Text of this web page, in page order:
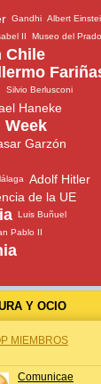
Gandhi Albert
II
Museo del Prado
Chile
Silvio Berlusconi
Haneke
Week
Garzón
Adolf Hitler
de la UE
Luis Buñuel
Pablo II
Y OCIO
MIEMBROS
Comunicae